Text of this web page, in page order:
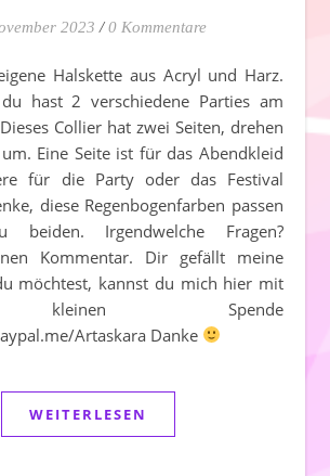
2023 / 0 Kommentare
hast 2 verschiedene Parties am
Collier hat zwei Seiten, drehen
Eine Seite ist für das Abendkleid
für die Party oder das Festival
diese Regenbogenfarben passen
Irgendwelche Fragen?
Kommentar. Dir gefällt meine
möchtest, kannst du mich hier mit
Spende
Artaskara Danke
WEITERLESEN